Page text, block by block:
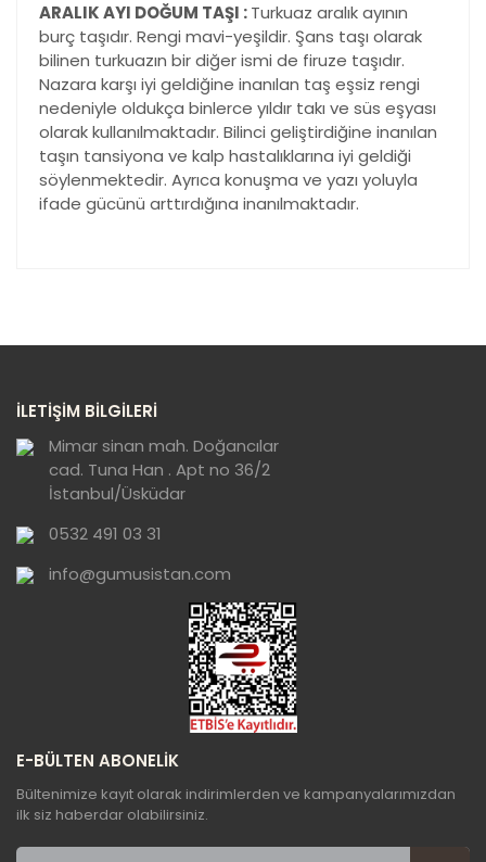
ARALIK AYI DOĞUM TAŞI :Turkuaz aralık ayının
burç taşıdır. Rengi mavi-yeşildir. Şans taşı olarak
bilinen turkuazın bir diğer ismi de firuze taşıdır.
Nazara karşı iyi geldiğine inanılan taş eşsiz rengi
nedeniyle oldukça binlerce yıldır takı ve süs eşyası
olarak kullanılmaktadır. Bilinci geliştirdiğine inanılan
taşın tansiyona ve kalp hastalıklarına iyi geldiği
söylenmektedir. Ayrıca konuşma ve yazı yoluyla
ifade gücünü arttırdığına inanılmaktadır.
görüntülenemiyor.
Ürün açıklamasında eksik bilgiler bulunuyor.
Ürün bilgilerinde hatalar bulunuyor.
Ürün fiyatı diğer sitelerden daha pahalı.
Bu ürüne benzer farklı alternatifler olmalı.
Gönder
İLETİŞİM BİLGİLERİ
Mimar sinan mah. Doğancılar
cad. Tuna Han . Apt no 36/2
İstanbul/Üsküdar
0532 491 03 31
info@gumusistan.com
E-BÜLTEN ABONELİK
Bültenimize kayıt olarak indirimlerden ve kampanyalarımızdan
ilk siz haberdar olabilirsiniz.